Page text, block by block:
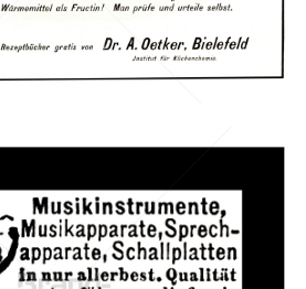
1905
Bild-ID: 3093